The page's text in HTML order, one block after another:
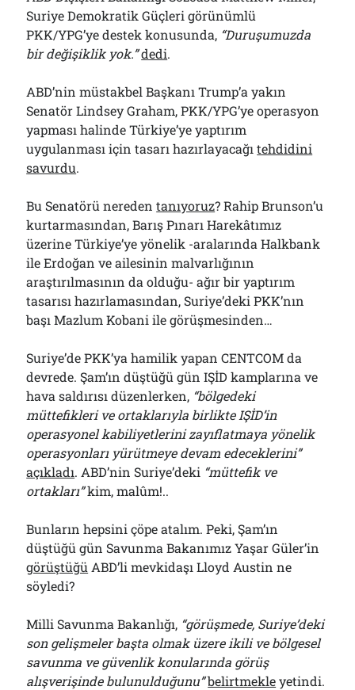
Suriye Demokratik Güçleri görünümlü
PKK/YPG’ye destek konusunda, “Duruşumuzda
bir değişiklik yok.”dedi.
ABD’nin müstakbel Başkanı Trump’a yakın
Senatör Lindsey Graham, PKK/YPG’ye operasyon
yapması halinde Türkiye’ye yaptırım
uygulanması için tasarı hazırlayacağıtehdidini
savurdu.
Bu Senatörü neredentanıyoruz? Rahip Brunson’u
kurtarmasından, Barış Pınarı Harekâtımız
üzerine Türkiye’ye yönelik -aralarında Halkbank
ile Erdoğan ve ailesinin malvarlığının
araştırılmasının da olduğu- ağır bir yaptırım
tasarısı hazırlamasından, Suriye’deki PKK’nın
başı Mazlum Kobani ile görüşmesinden…
Suriye’de PKK’ya hamilik yapan CENTCOM da
devrede. Şam’ın düştüğü gün IŞİD kamplarına ve
hava saldırısı düzenlerken, “bölgedeki
müttefikleri ve ortaklarıyla birlikte IŞİD’in
operasyonel kabiliyetlerini zayıflatmaya yönelik
operasyonları yürütmeye devam edeceklerini”
açıkladı. ABD’nin Suriye’deki “müttefik ve
ortakları”kim, malûm!..
Bunların hepsini çöpe atalım. Peki, Şam’ın
düştüğü gün Savunma Bakanımız Yaşar Güler’in
görüştüğü ABD’li mevkidaşı Lloyd Austin ne
söyledi?
Milli Savunma Bakanlığı, “görüşmede, Suriye’deki
son gelişmeler başta olmak üzere ikili ve bölgesel
savunma ve güvenlik konularında görüş
alışverişinde bulunulduğunu”belirtmekleyetindi.